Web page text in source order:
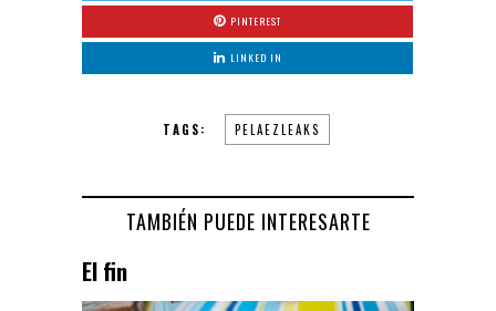
PINTEREST
LINKED IN
TAGS: PELAEZLEAKS
TAMBIÉN PUEDE INTERESARTE
El fin